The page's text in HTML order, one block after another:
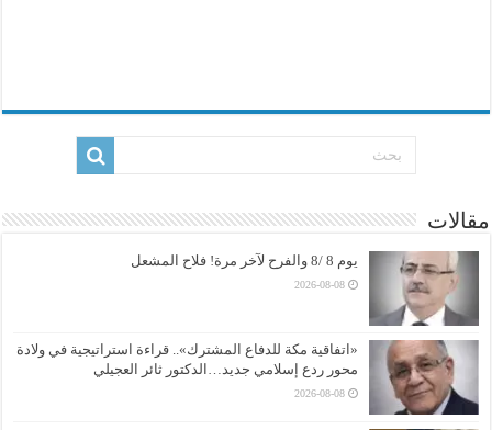
مقالات
يوم 8 /8 والفرح لآخر مرة! فلاح المشعل
2026-08-08
«اتفاقية مكة للدفاع المشترك».. قراءة استراتيجية في ولادة
محور ردع إسلامي جديد…الدكتور ثائر العجيلي
2026-08-08